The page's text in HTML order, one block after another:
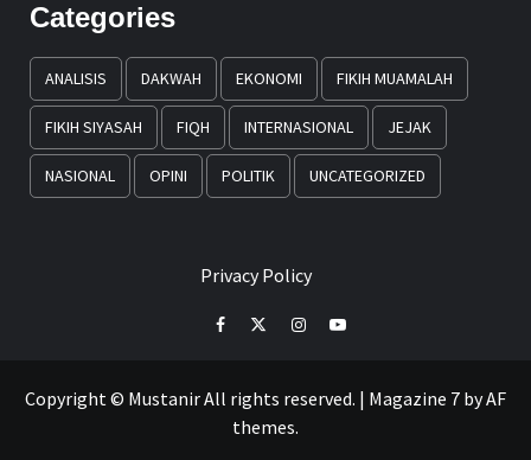
Categories
ANALISIS DAKWAH EKONOMI FIKIH MUAMALAH
FIKIH SIYASAH FIQH INTERNASIONAL JEJAK
NASIONAL OPINI POLITIK UNCATEGORIZED
Privacy Policy
FacebookTwitterInstagramYoutube
Copyright © Mustanir All rights reserved. | Magazine 7 by AF
themes.